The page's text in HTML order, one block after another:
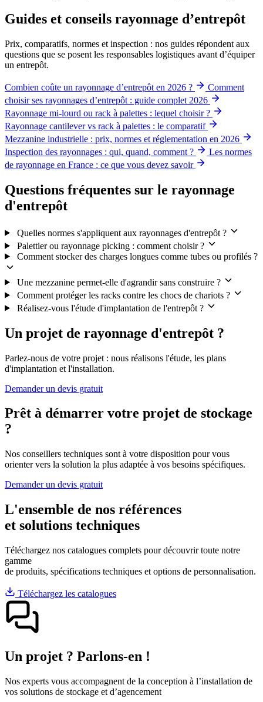
Guides et conseils rayonnage d’entrepôt
Prix, comparatifs, normes et inspection : nos guides répondent aux
questions que se posent les responsables logistiques avant d’équiper
un entrepôt.
Combien coûte un rayonnage d’entrepôt en 2026 ?
Comment
choisir ses rayonnages d’entrepôt : guide complet 2026
Rayonnage mi-lourd ou rack à palettes : lequel choisir ?
Rayonnage cantilever vs rack à palettes : le comparatif
Mezzanine industrielle : prix, normes et réglementation en 2026
Inspection des rayonnages : qui, quand, comment ?
Les normes
de rayonnage en France : ce que vous devez savoir
Questions fréquentes sur le rayonnage
d'entrepôt
Quelles normes s'appliquent aux rayonnages d'entrepôt ?
Palettier ou rayonnage picking : comment choisir ?
Comment stocker des charges longues comme tubes ou profilés ?
Une mezzanine permet-elle d'agrandir sans construire ?
Comment protéger les racks contre les chocs de chariots ?
Réalisez-vous l'étude d'implantation de l'entrepôt ?
Un projet de rayonnage d'entrepôt ?
Parlez-nous de votre projet : nous réalisons l'étude, les plans
d'implantation et l'installation.
Demander un devis gratuit
Prêt à démarrer votre projet de stockage
?
Nos conseillers techniques sont à votre disposition pour vous
orienter vers la solution la plus adaptée à vos besoins spécifiques.
Demander un devis gratuit
L'ensemble de nos références
et solutions techniques
Téléchargez nos catalogues complets pour découvrir toute notre
gamme
de produits, spécifications techniques et options de personnalisation.
Téléchargez les catalogues
Un projet ? Parlons-en !
Nos experts vous accompagnent de la conception à l’installation de
vos solutions de stockage et d’agencement